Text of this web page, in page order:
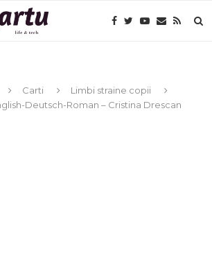
Carti
Limbi straine copii
Deutsch-Roman – Cristina Drescan